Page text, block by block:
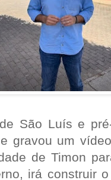
São Luís e
gravou um
de Timon
irá construir